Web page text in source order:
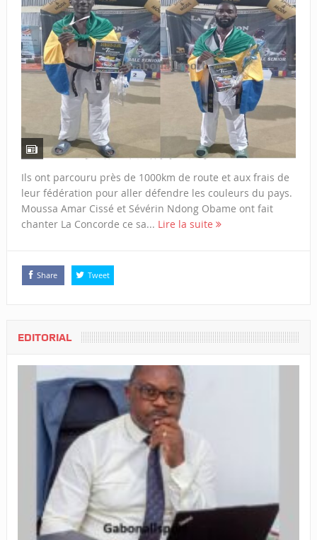
Ils ont parcouru près de 1000km de route et aux frais de
leur fédération pour aller défendre les couleurs du pays.
Moussa Amar Cissé et Sévérin Ndong Obame ont fait
chanter La Concorde ce sa... Lire la suite
Share Tweet
EDITORIAL